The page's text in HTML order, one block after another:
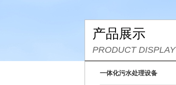
产品展示
PRODUCT DISPLAY
一体化污水处理设备